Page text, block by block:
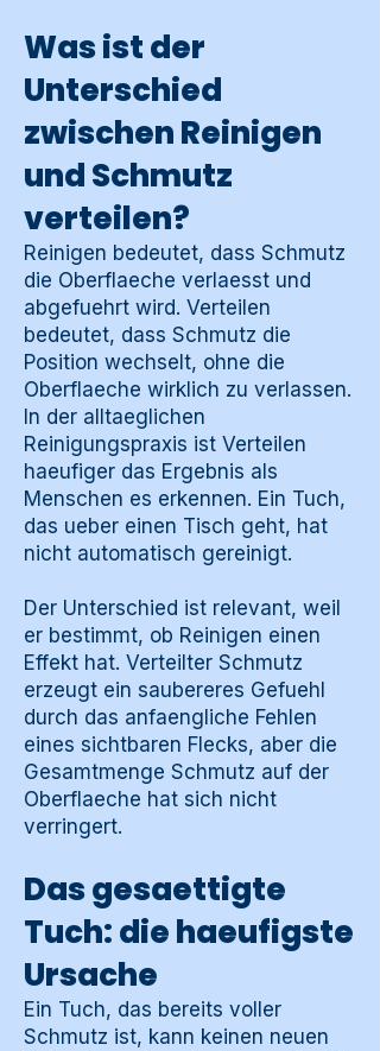
Was ist der
Unterschied
zwischen Reinigen
und Schmutz
verteilen?
Reinigen bedeutet, dass Schmutz
die Oberflaeche verlaesst und
abgefuehrt wird. Verteilen
bedeutet, dass Schmutz die
Position wechselt, ohne die
Oberflaeche wirklich zu verlassen.
In der alltaeglichen
Reinigungspraxis ist Verteilen
haeufiger das Ergebnis als
Menschen es erkennen. Ein Tuch,
das ueber einen Tisch geht, hat
nicht automatisch gereinigt.
Der Unterschied ist relevant, weil
er bestimmt, ob Reinigen einen
Effekt hat. Verteilter Schmutz
erzeugt ein saubereres Gefuehl
durch das anfaengliche Fehlen
eines sichtbaren Flecks, aber die
Gesamtmenge Schmutz auf der
Oberflaeche hat sich nicht
verringert.
Das gesaettigte
Tuch: die haeufigste
Ursache
Ein Tuch, das bereits voller
Schmutz ist, kann keinen neuen